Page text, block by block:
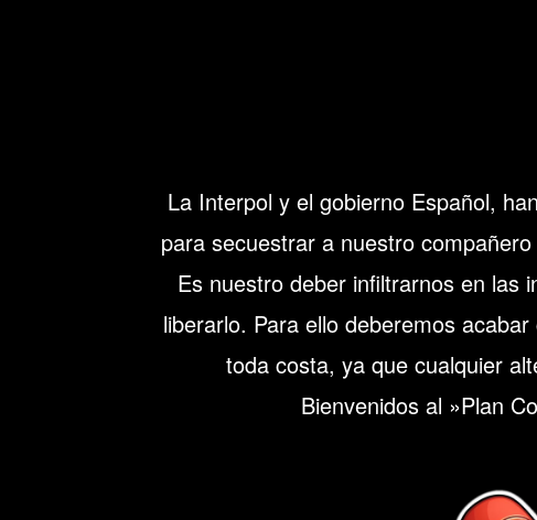
La Interpol y el gobierno Español,
para secuestrar a nuestro
Es nuestro deber infiltrarnos en las
liberarlo. Para ello deberemos
toda costa, ya que cualquier
Bienvenidos al »Plan